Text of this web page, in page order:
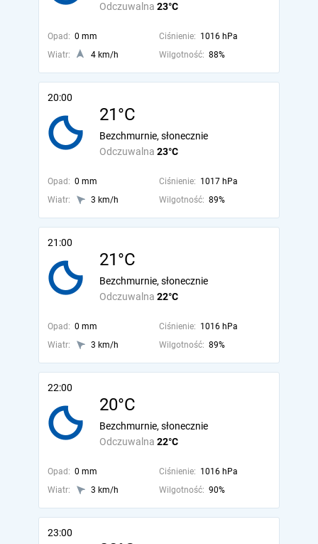
Odczuwalna 23°C
Opad: 0 mm Ciśnienie: 1016 hPa
Wiatr:
4 km/h Wilgotność: 88%
20:00
21°C
Odczuwalna 23°C
Bezchmurnie, słonecznie
Opad: 0 mm Ciśnienie: 1017 hPa
Wiatr:
3 km/h Wilgotność: 89%
21:00
21°C
Odczuwalna 22°C
Bezchmurnie, słonecznie
Opad: 0 mm Ciśnienie: 1016 hPa
Wiatr:
3 km/h Wilgotność: 89%
22:00
20°C
Odczuwalna 22°C
Bezchmurnie, słonecznie
Opad: 0 mm Ciśnienie: 1016 hPa
Wiatr:
3 km/h Wilgotność: 90%
23:00